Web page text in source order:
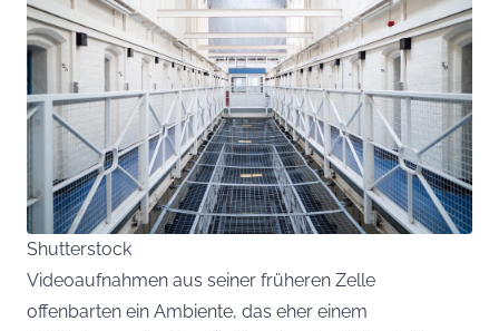
Shutterstock
Videoaufnahmen aus seiner früheren Zelle
offenbarten ein Ambiente, das eher einem